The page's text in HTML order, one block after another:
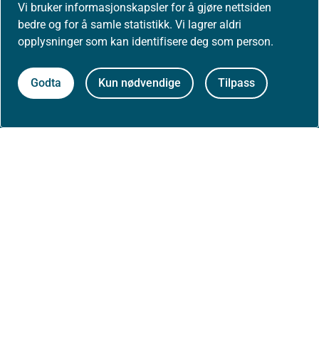
Vi bruker informasjonskapsler for å gjøre nettsiden
bedre og for å samle statistikk. Vi lagrer aldri
opplysninger som kan identifisere deg som person.
Godta Kun nødvendige Tilpass
Presse